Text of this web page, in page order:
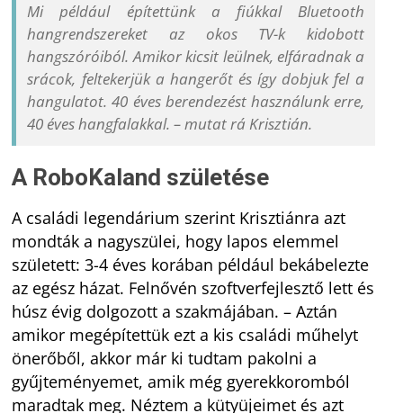
Mi például építettünk a fiúkkal Bluetooth
hangrendszereket az okos TV-k kidobott
hangszóróiból. Amikor kicsit leülnek, elfáradnak a
srácok, feltekerjük a hangerőt és így dobjuk fel a
hangulatot. 40 éves berendezést használunk erre,
40 éves hangfalakkal. – mutat rá Krisztián.
A RoboKaland születése
A családi legendárium szerint Krisztiánra azt
mondták a nagyszülei, hogy lapos elemmel
született: 3-4 éves korában például bekábelezte
az egész házat. Felnővén szoftverfejlesztő lett és
húsz évig dolgozott a szakmájában. – Aztán
amikor megépítettük ezt a kis családi műhelyt
önerőből, akkor már ki tudtam pakolni a
gyűjteményemet, amik még gyerekkoromból
maradtak meg. Néztem a kütyüjeimet és azt